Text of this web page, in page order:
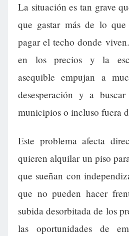
La situación es tan grave
que gastar más de lo
pagar el techo donde
en los precios y la
asequible empujan a
desesperación y a
municipios o incluso fuera
Este problema afecta
quieren alquilar un piso
que sueñan con
que no pueden hacer
subida desorbitada de los
las oportunidades de